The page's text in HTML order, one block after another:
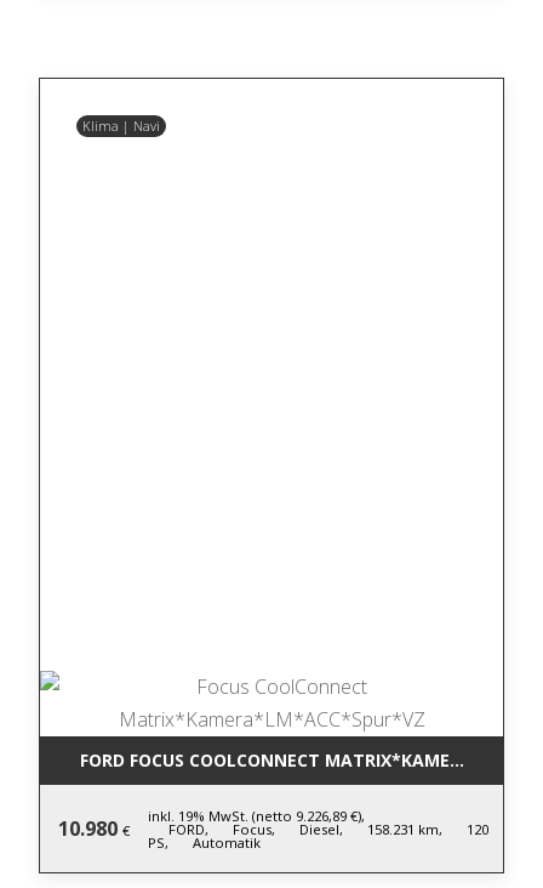
Klima | Navi
FORD FOCUS COOLCONNECT
10.980 €
inkl. 19% MwSt. (netto 9.226,89 €),
FORD, Focus, Diesel, 158.231 km, 120
PS, Automatik